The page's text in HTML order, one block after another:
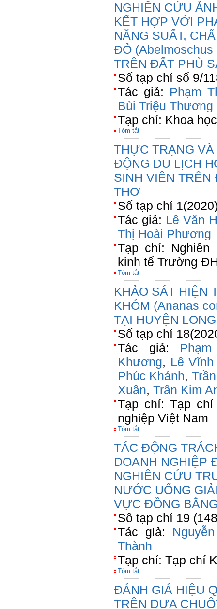
NGHIÊN CỨU
KẾT HỢP VỚI
NĂNG SUẤT,
ĐỎ (Abelmoschus
TRÊN ĐẤT PHÙ
Số tạp chí số 9/
Tác giả: Phạm
Bùi Triệu Thương
Tạp chí: Khoa
Tóm tắt
THỰC TRẠNG
ĐỘNG DU LỊCH
SINH VIÊN TRÊN
THƠ
Số tạp chí
Tác giả: Lê Văn
Thị Hoài Phương
Tạp chí:
kinh tế Trường
Tóm tắt
KHẢO SÁT HIỆN
KHÓM (Ananas
TẠI HUYỆN
Số tạp chí
Tác giả:
Khương, Lê
Phúc Khánh,
Xuân, Trần Kim
Tạp chí: Tạp chí
nghiệp Việt Nam
Tóm tắt
TÁC ĐỘNG
DOANH NGHIỆP
NGHIÊN CỨU
NƯỚC UỐNG
VỰC ĐỒNG
Số tạp chí 19
Tác giả:
Thành
Tạp chí: Tạp chí
Tóm tắt
ĐÁNH GIÁ HIỆU
TRÊN DƯA